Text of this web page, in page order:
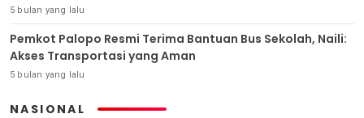
5 bulan yang lalu
Pemkot Palopo Resmi Terima Bantuan Bus Sekolah, Naili:
Akses Transportasi yang Aman
5 bulan yang lalu
NASIONAL